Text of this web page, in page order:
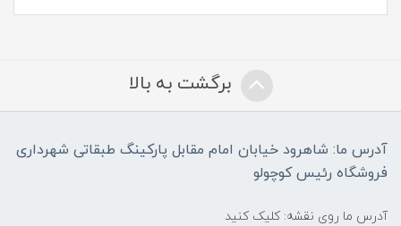
برگشت به بالا
آدرس ما: شاهرود خیابان امام مقابل پارکینگ طبقاتی شهرداری
فروشگاه رئیس کوچولو
آدرس ما روی نقشه: کلیک کنید